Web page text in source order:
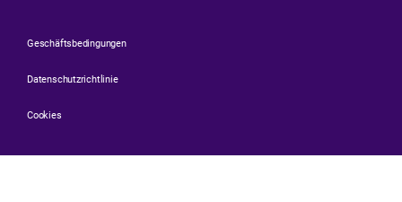
Geschäftsbedingungen
Datenschutzrichtlinie
Cookies